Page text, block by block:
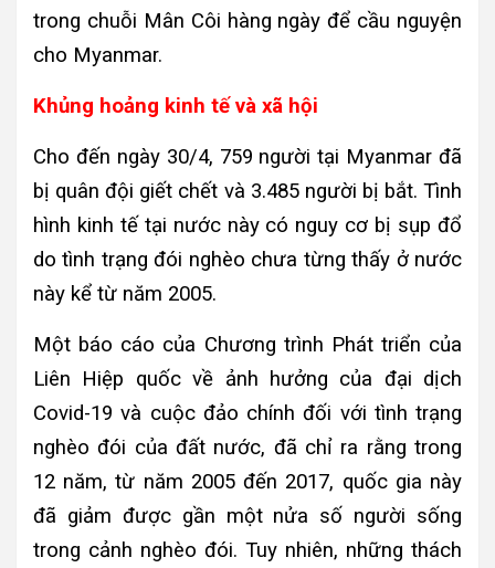
trong chuỗi Mân Côi hàng ngày để cầu nguyện
cho Myanmar.
Khủng hoảng kinh tế và xã hội
Cho đến ngày 30/4, 759 người tại Myanmar đã
bị quân đội giết chết và 3.485 người bị bắt. Tình
hình kinh tế tại nước này có nguy cơ bị sụp đổ
do tình trạng đói nghèo chưa từng thấy ở nước
này kể từ năm 2005.
Một báo cáo của Chương trình Phát triển của
Liên Hiệp quốc về ảnh hưởng của đại dịch
Covid-19 và cuộc đảo chính đối với tình trạng
nghèo đói của đất nước, đã chỉ ra rằng trong
12 năm, từ năm 2005 đến 2017, quốc gia này
đã giảm được gần một nửa số người sống
trong cảnh nghèo đói. Tuy nhiên, những thách